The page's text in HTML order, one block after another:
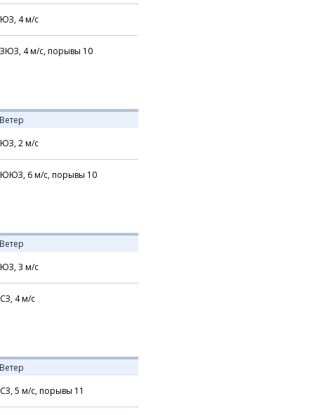
ЮЗ, 4м/с
ЗЮЗ, 4м/с, порывы 10
Ветер
ЮЗ, 2м/с
ЮЮЗ, 6м/с, порывы 10
Ветер
ЮЗ, 3 м/с
СЗ, 4м/с
Ветер
СЗ, 5 м/с, порывы 11